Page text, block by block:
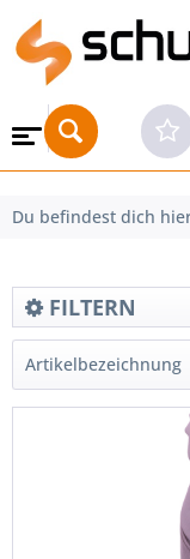
Du befindest dich
FILTERN